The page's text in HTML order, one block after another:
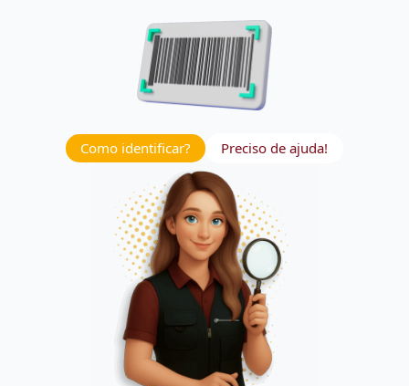
Como identificar? Preciso de ajuda!